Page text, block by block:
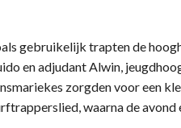
gebruikelijk trapten de
en adjudant Alwin,
zorgden voor een
waarna de avond